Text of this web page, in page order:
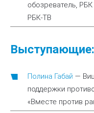
обозреватель,
РБК-ТВ
Выступающие:
Полина Габай —
поддержки
«Вместе против